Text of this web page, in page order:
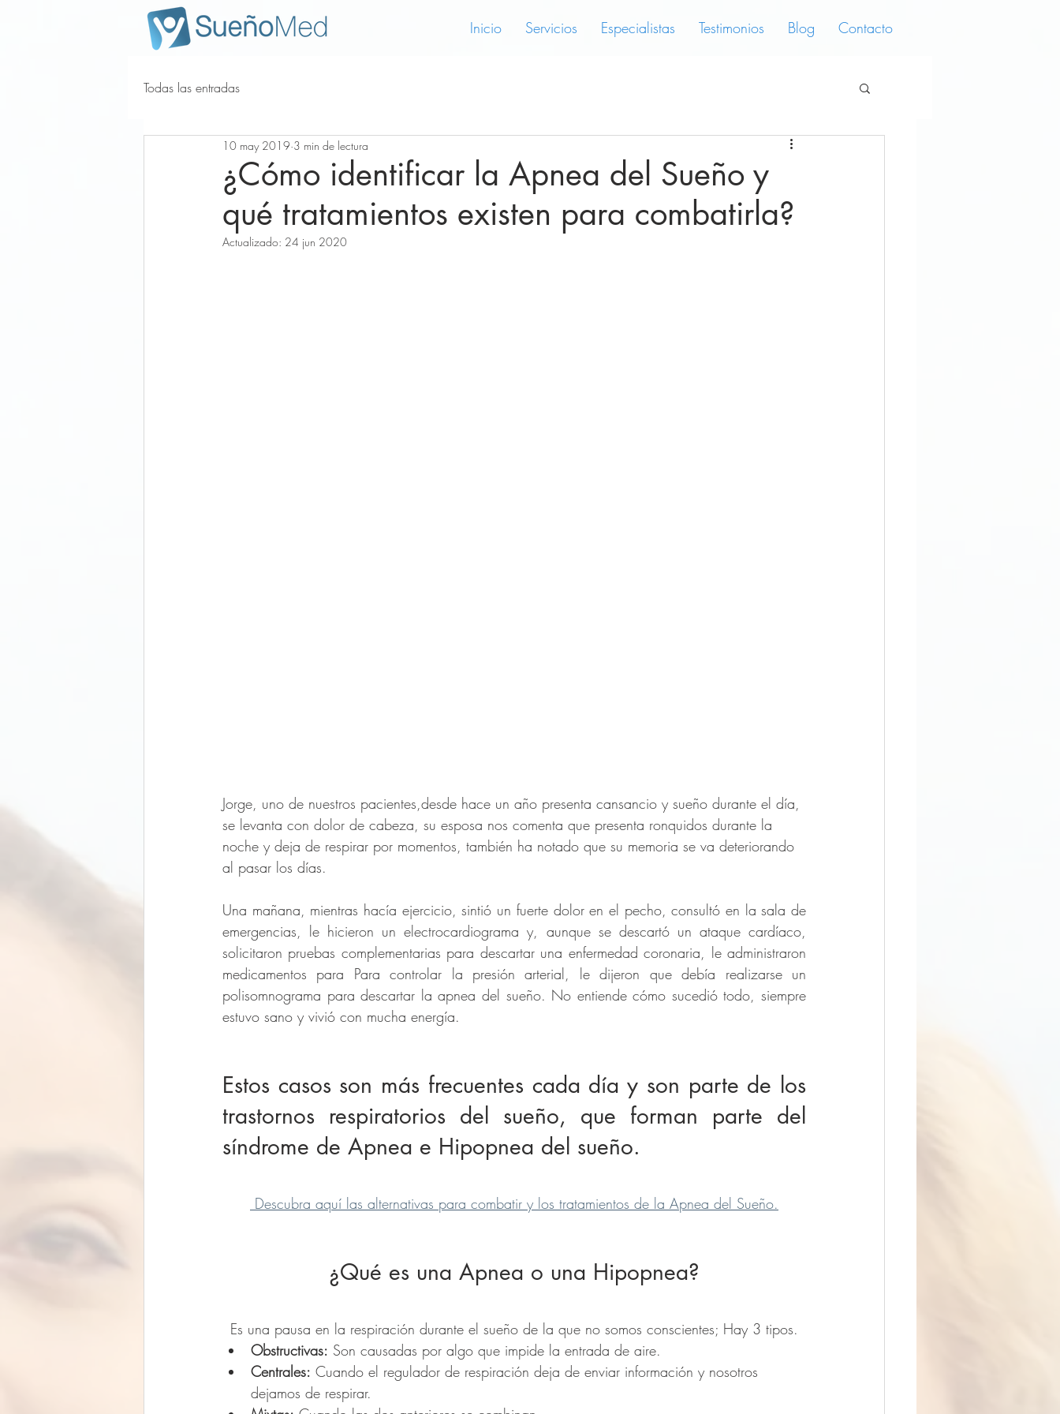
Inicio Servicios Especialistas Testimonios Blog Contacto
Todas las entradas
¿Cómo identificar la Apnea del Sueño y
qué tratamientos existen para combatirla?
10 may 2019 3 min de lectura
Actualizado: 24 jun 2020
Jorge, uno de nuestros pacientes,desde hace un año presenta cansancio y sueño durante el día,
se levanta con dolor de cabeza, su esposa nos comenta que presenta ronquidos durante la
noche y deja de respirar por momentos, también ha notado que su memoria se va deteriorando
al pasar los días.
Una mañana, mientras hacía ejercicio, sintió un fuerte dolor en el pecho, consultó en la sala de
emergencias, le hicieron un electrocardiograma y, aunque se descartó un ataque cardíaco,
solicitaron pruebas complementarias para descartar una enfermedad coronaria, le administraron
medicamentos para Para controlar la presión arterial, le dijeron que debía realizarse un
polisomnograma para descartar la apnea del sueño. No entiende cómo sucedió todo, siempre
estuvo sano y vivió con mucha energía.
Estos casos son más frecuentes cada día y son parte de los
trastornos respiratorios del sueño, que forman parte del
síndrome de Apnea e Hipopnea del sueño.
Descubra aquí las alternativas para combatir y los tratamientos de la Apnea del Sueño.
¿Qué es una Apnea o una Hipopnea?
Es una pausa en la respiración durante el sueño de la que no somos conscientes; Hay 3 tipos.
Obstructivas: Son causadas por algo que impide la entrada de aire.
Centrales: Cuando el regulador de respiración deja de enviar información y nosotros
dejamos de respirar.